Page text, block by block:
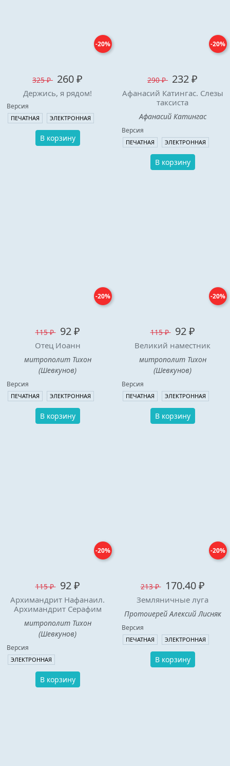
-20%
325 ₽ 260 ₽
Держись, я рядом!
Версия
ПЕЧАТНАЯ ЭЛЕКТРОННАЯ
В корзину
-20%
290 ₽ 232 ₽
Афанасий Катингас. Слезы
таксиста
Афанасий Катингас
Версия
ПЕЧАТНАЯ ЭЛЕКТРОННАЯ
В корзину
-20%
115 ₽ 92 ₽
Отец Иоанн
митрополит Тихон
(Шевкунов)
Версия
ПЕЧАТНАЯ ЭЛЕКТРОННАЯ
В корзину
-20%
115 ₽ 92 ₽
Великий наместник
митрополит Тихон
(Шевкунов)
Версия
ПЕЧАТНАЯ ЭЛЕКТРОННАЯ
В корзину
-20%
115 ₽ 92 ₽
Архимандрит Нафанаил.
Архимандрит Серафим
митрополит Тихон
(Шевкунов)
Версия
ЭЛЕКТРОННАЯ
В корзину
-20%
213 ₽ 170.40 ₽
Земляничные луга
Протоиерей Алексий Лисняк
Версия
ПЕЧАТНАЯ ЭЛЕКТРОННАЯ
В корзину